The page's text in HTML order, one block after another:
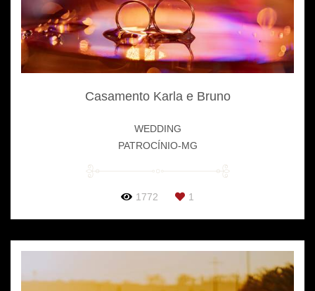
Casamento Karla e Bruno
WEDDING
PATROCÍNIO-MG
1772 1